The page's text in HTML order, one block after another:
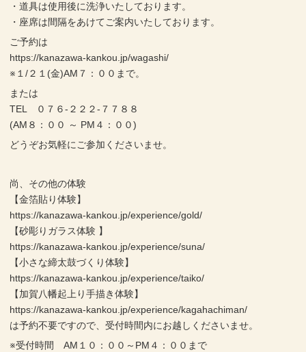
・道具は使用後に洗浄いたしております。
・座席は間隔をあけてご案内いたしております。
ご予約は
https://kanazawa-kankou.jp/wagashi/
※１/２１(金)AM７：００まで。
または
TEL ０７６-２２２-７７８８
(AM８：００ ～ PM４：００)
どうぞお気軽にご参加くださいませ。
尚、その他の体験
【金箔貼り体験】
https://kanazawa-kankou.jp/experience/gold/
【砂彫りガラス体験 】
https://kanazawa-kankou.jp/experience/suna/
【小さな締太鼓づくり体験】
https://kanazawa-kankou.jp/experience/taiko/
【加賀八幡起上り手描き体験】
https://kanazawa-kankou.jp/experience/kagahachiman/
は予約不要ですので、受付時間内にお越しくださいませ。
※受付時間 AM１０：００～PM４：００まで